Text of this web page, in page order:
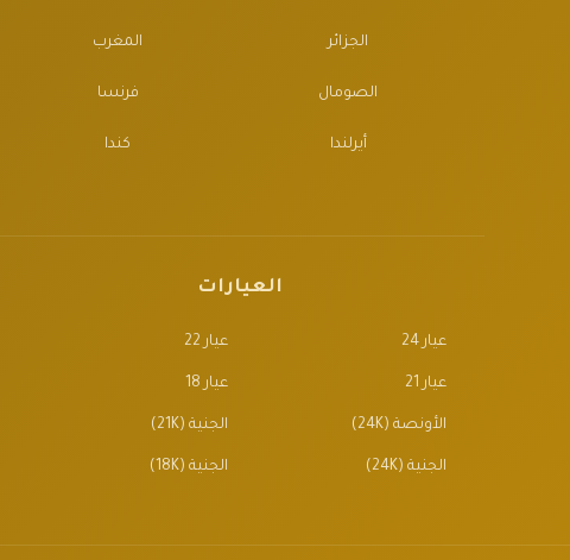
الجزائر المغرب
الصومال فرنسا
أيرلندا كندا
العيارات
عيار 24 عيار 22
عيار 21 عيار 18
الأونصة (24K) الجنية (21K)
الجنية (24K) الجنية (18K)